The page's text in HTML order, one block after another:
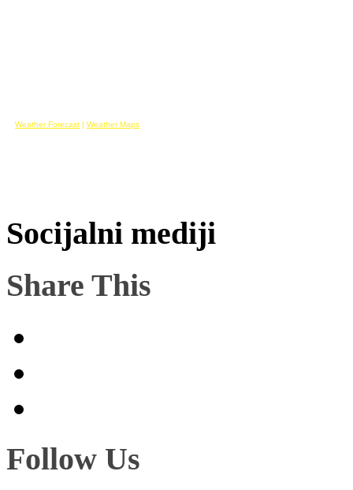
Weather Forecast | Weather Maps
Socijalni mediji
Share This
Follow Us